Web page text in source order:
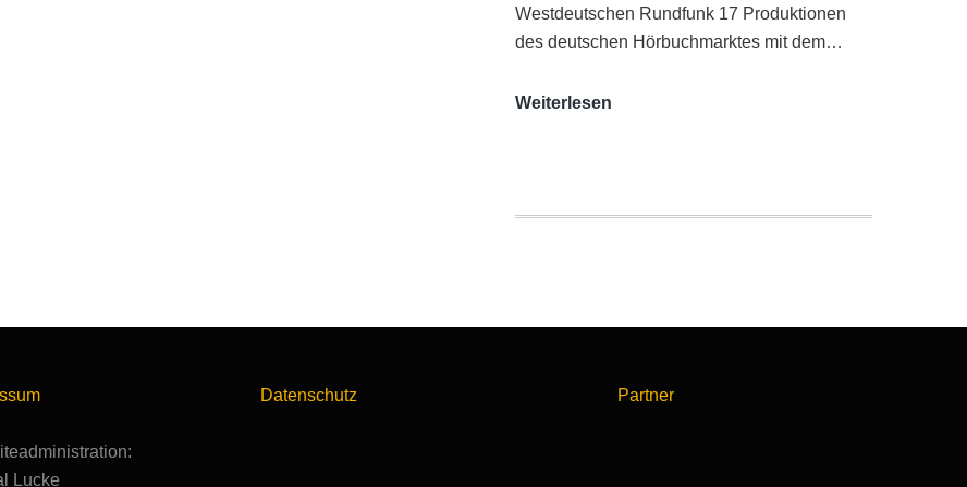
Westdeutschen Rundfunk 17 Produktionen
des deutschen Hörbuchmarktes mit dem…
Weiterlesen
Ausgezeichnete
Lucke
Datenschutz Partner